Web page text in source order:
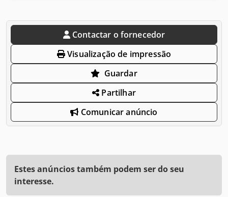
Contactar o fornecedor
Visualização de impressão
Guardar
Partilhar
Comunicar anúncio
Estes anúncios também podem ser do seu
interesse.